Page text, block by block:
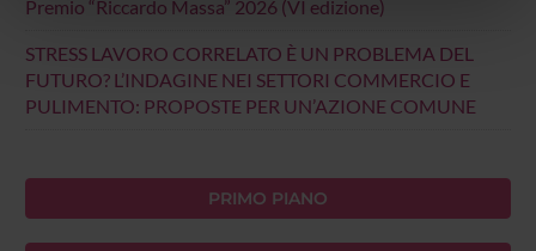
nostri partner che si occupano di analisi dei dati web,
con altre informazioni che hai fornito loro o che hanno
raccolto dal tuo utilizzo dei loro servizi.
Premio “Riccardo Massa” 2026 (VI edizione)
STRESS LAVORO CORRELATO È UN PROBLEMA DEL
FUTURO? L’INDAGINE NEI SETTORI COMMERCIO E
PULIMENTO: PROPOSTE PER UN’AZIONE COMUNE
PRIMO PIANO